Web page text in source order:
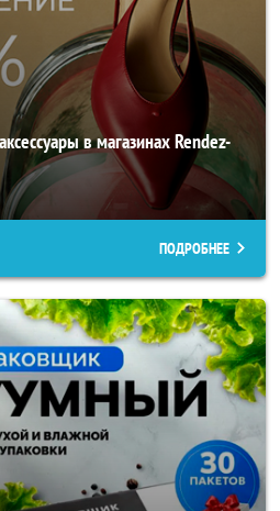
в магазинах Rendez-
ПОДРОБНЕЕ